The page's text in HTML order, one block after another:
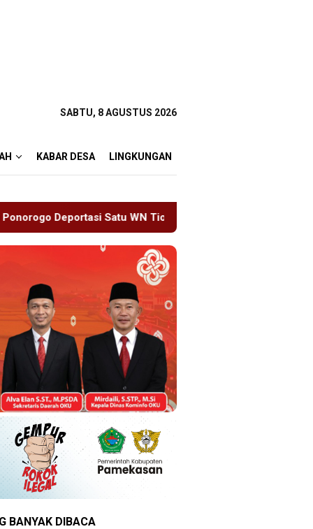
SABTU, 8 AGUSTUS 2026
KABAR DESA LINGKUNGAN
Tiongkok Salahgunakan Ijin Tinggal
BANYAK DIBACA